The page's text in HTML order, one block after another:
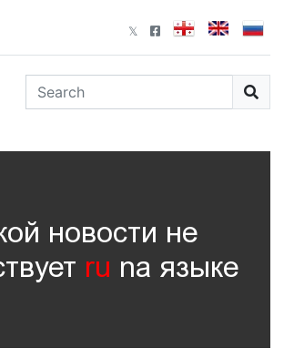
новости не
ru nа языке